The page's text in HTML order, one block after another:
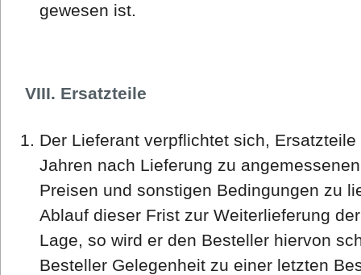
gewesen ist.
VIII. Ersatzteile
Der Lieferant verpflichtet sich,
Jahren nach Lieferung zu
Preisen und sonstigen Bedingungen zu
Ablauf dieser Frist zur Weiterlieferung
Lage, so wird er den Besteller hiervon
Besteller Gelegenheit zu einer letzten